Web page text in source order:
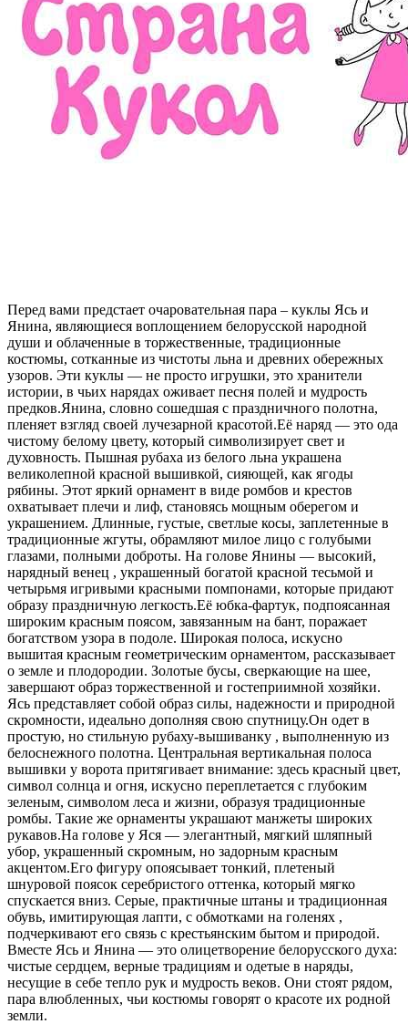
Перед вами предстает очаровательная пара – куклы Ясь и
Янина, являющиеся воплощением белорусской народной
души и облаченные в торжественные, традиционные
костюмы, сотканные из чистоты льна и древних обережных
узоров. Эти куклы — не просто игрушки, это хранители
истории, в чьих нарядах оживает песня полей и мудрость
предков.Янина, словно сошедшая с праздничного полотна,
пленяет взгляд своей лучезарной красотой.Её наряд — это ода
чистому белому цвету, который символизирует свет и
духовность. Пышная рубаха из белого льна украшена
великолепной красной вышивкой, сияющей, как ягоды
рябины. Этот яркий орнамент в виде ромбов и крестов
охватывает плечи и лиф, становясь мощным оберегом и
украшением. Длинные, густые, светлые косы, заплетенные в
традиционные жгуты, обрамляют милое лицо с голубыми
глазами, полными доброты. На голове Янины — высокий,
нарядный венец , украшенный богатой красной тесьмой и
четырьмя игривыми красными помпонами, которые придают
образу праздничную легкость.Её юбка-фартук, подпоясанная
широким красным поясом, завязанным на бант, поражает
богатством узора в подоле. Широкая полоса, искусно
вышитая красным геометрическим орнаментом, рассказывает
о земле и плодородии. Золотые бусы, сверкающие на шее,
завершают образ торжественной и гостеприимной хозяйки.
Ясь представляет собой образ силы, надежности и природной
скромности, идеально дополняя свою спутницу.Он одет в
простую, но стильную рубаху-вышиванку , выполненную из
белоснежного полотна. Центральная вертикальная полоса
вышивки у ворота притягивает внимание: здесь красный цвет,
символ солнца и огня, искусно переплетается с глубоким
зеленым, символом леса и жизни, образуя традиционные
ромбы. Такие же орнаменты украшают манжеты широких
рукавов.На голове у Яся — элегантный, мягкий шляпный
убор, украшенный скромным, но задорным красным
акцентом.Его фигуру опоясывает тонкий, плетеный
шнуровой поясок серебристого оттенка, который мягко
спускается вниз. Серые, практичные штаны и традиционная
обувь, имитирующая лапти, с обмотками на голенях ,
подчеркивают его связь с крестьянским бытом и природой.
Вместе Ясь и Янина — это олицетворение белорусского духа:
чистые сердцем, верные традициям и одетые в наряды,
несущие в себе тепло рук и мудрость веков. Они стоят рядом,
пара влюбленных, чьи костюмы говорят о красоте их родной
земли.